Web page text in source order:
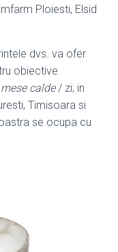
Ploiesti, Elsid
dvs. va ofer
obiective
mese calde/ zi; in
Timisoara si
se ocupa cu